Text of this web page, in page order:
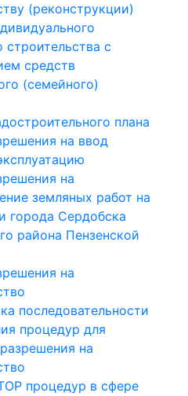
(реконструкции)
с
средств
(семейного)
плана
на ввод
на
земляных работ на
города Сердобска
района Пензенской
на
последовательности
процедур для
на
процедур в сфере